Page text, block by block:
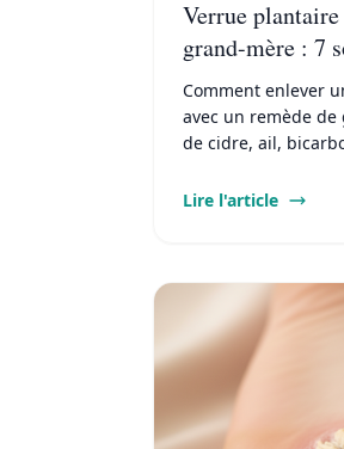
Verrue
grand-mère : 7
testées
Comment enlever
avec un remède
de cidre, ail,
résultats.
Lire l'article